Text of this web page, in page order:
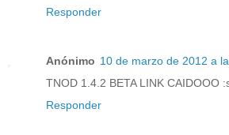
Responder
Anónimo 10 de marzo de 2012 a
TNOD 1.4.2 BETA LINK CAIDOOO
Responder